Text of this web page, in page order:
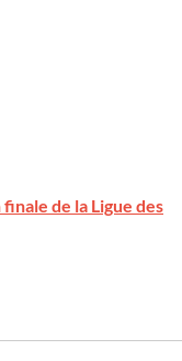
de la Ligue des